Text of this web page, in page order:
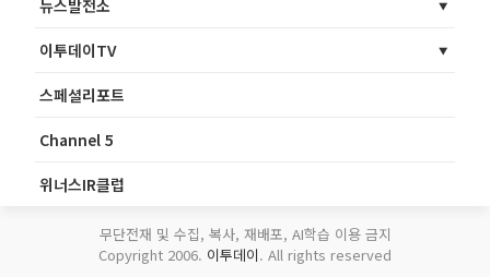
뉴스발전소
이투데이TV
스페셜리포트
Channel 5
위너스IR클럽
무단전재 및 수집, 복사, 재배포, AI학습 이용 금지
Copyright 2006. 이투데이. All rights reserved